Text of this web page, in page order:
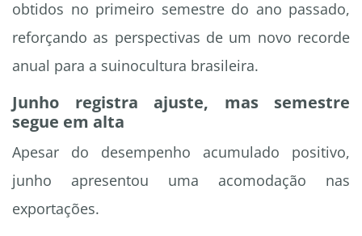
obtidos no primeiro semestre do ano passado,
reforçando as perspectivas de um novo recorde
anual para a suinocultura brasileira.
Junho registra ajuste, mas semestre
segue em alta
Apesar do desempenho acumulado positivo,
junho apresentou uma acomodação nas
exportações.